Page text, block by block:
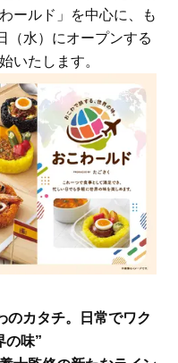
ールド」を中心に、も
（水）にオープンする
いたします。
のカタチ。日常でワク
の味”